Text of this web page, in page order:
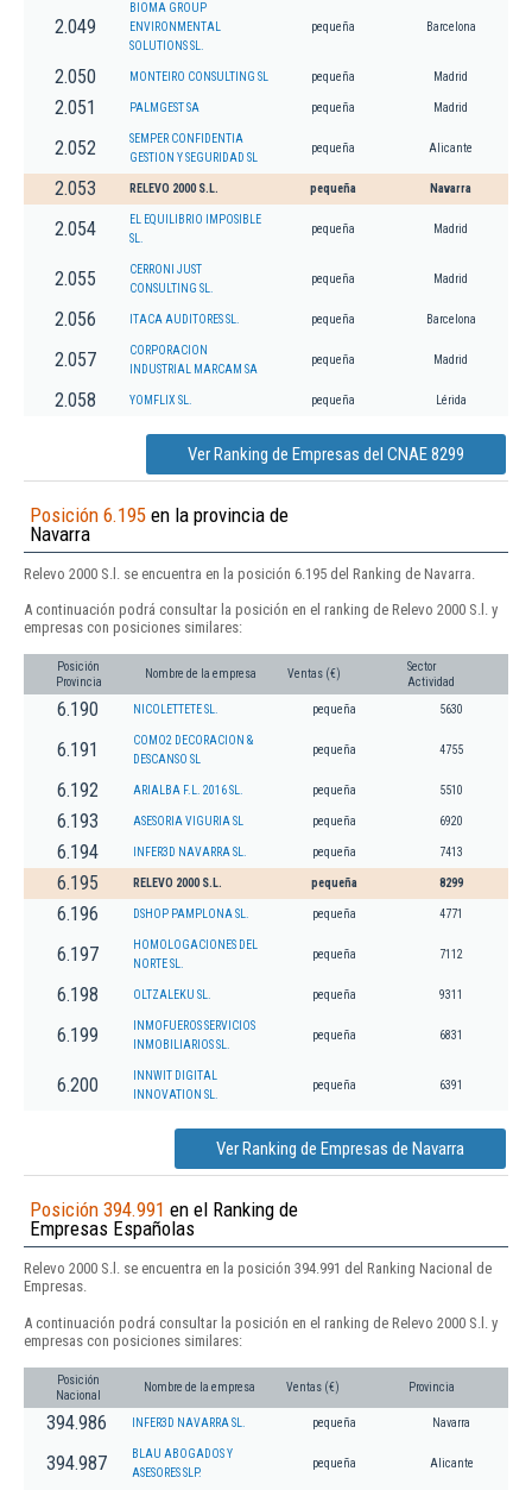
2.049
BIOMA GROUP
ENVIRONMENTAL
SOLUTIONS SL.
pequeña Barcelona
2.050 MONTEIRO CONSULTING SL pequeña Madrid
2.051 PALMGEST SA pequeña Madrid
2.052
SEMPER CONFIDENTIA
GESTION Y SEGURIDAD SL
pequeña Alicante
2.053 RELEVO 2000 S.L. pequeña Navarra
2.054
EL EQUILIBRIO IMPOSIBLE
SL.
pequeña Madrid
2.055
CERRONI JUST
CONSULTING SL.
pequeña Madrid
2.056 ITACA AUDITORES SL. pequeña Barcelona
2.057
CORPORACION
INDUSTRIAL MARCAM SA
pequeña Madrid
2.058 YOMFLIX SL. pequeña Lérida
Ver Ranking de Empresas del CNAE 8299
Posición 6.195 en la provincia de
Navarra
Relevo 2000 S.l. se encuentra en la posición 6.195 del Ranking de Navarra.
A continuación podrá consultar la posición en el ranking de Relevo 2000 S.l. y
empresas con posiciones similares:
Posición
Provincia
Nombre de la empresa Ventas (€)
Sector
Actividad
6.190 NICOLETTETE SL. pequeña 5630
6.191
COMO2 DECORACION &
DESCANSO SL
pequeña 4755
6.192 ARIALBA F.L. 2016 SL. pequeña 5510
6.193 ASESORIA VIGURIA SL pequeña 6920
6.194 INFER3D NAVARRA SL. pequeña 7413
6.195 RELEVO 2000 S.L. pequeña 8299
6.196 DSHOP PAMPLONA SL. pequeña 4771
6.197
HOMOLOGACIONES DEL
NORTE SL.
pequeña 7112
6.198 OLTZALEKU SL. pequeña 9311
6.199
INMOFUEROS SERVICIOS
INMOBILIARIOS SL.
pequeña 6831
6.200
INNWIT DIGITAL
INNOVATION SL.
pequeña 6391
Ver Ranking de Empresas de Navarra
Posición 394.991 en el Ranking de
Empresas Españolas
Relevo 2000 S.l. se encuentra en la posición 394.991 del Ranking Nacional de
Empresas.
A continuación podrá consultar la posición en el ranking de Relevo 2000 S.l. y
empresas con posiciones similares:
Posición
Nacional
Nombre de la empresa Ventas (€) Provincia
394.986 INFER3D NAVARRA SL. pequeña Navarra
394.987
BLAU ABOGADOS Y
ASESORES SLP.
pequeña Alicante